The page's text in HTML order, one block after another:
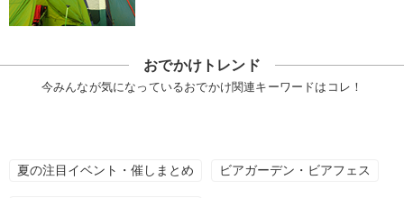
おでかけトレンド
今みんなが気になっているおでかけ関連キーワードはコレ！
夏の注目イベント・催しまとめ ビアガーデン・ビアフェス